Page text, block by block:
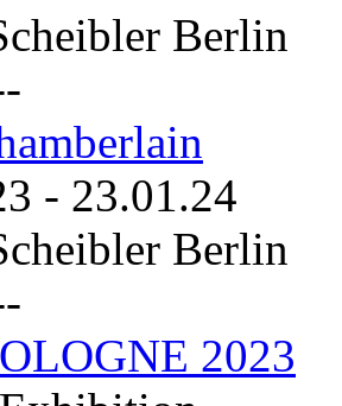
Berlin
- 23.01.24
Berlin
2023